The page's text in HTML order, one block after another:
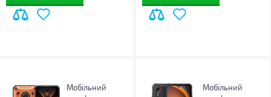
Мобільний
Мобільний